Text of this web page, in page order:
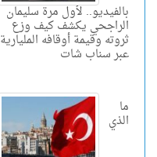
بالفيديو.. لأول مرة سليمان
الراجحي يكشف كيف وزع
ثروته وقيمة أوقافه المليارية
عبر سناب شات
ما
الذي